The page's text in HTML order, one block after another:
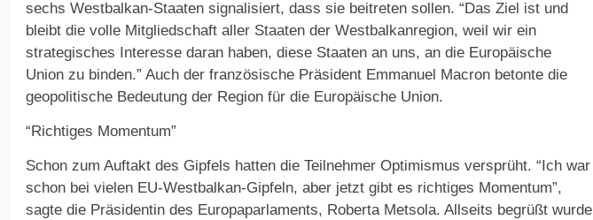
sechs Westbalkan-Staaten signalisiert, dass sie beitreten sollen. “Das Ziel ist und
bleibt die volle Mitgliedschaft aller Staaten der Westbalkanregion, weil wir ein
strategisches Interesse daran haben, diese Staaten an uns, an die Europäische
Union zu binden.” Auch der französische Präsident Emmanuel Macron betonte die
geopolitische Bedeutung der Region für die Europäische Union.
“Richtiges Momentum”
Schon zum Auftakt des Gipfels hatten die Teilnehmer Optimismus versprüht. “Ich war
schon bei vielen EU-Westbalkan-Gipfeln, aber jetzt gibt es richtiges Momentum”,
sagte die Präsidentin des Europaparlaments, Roberta Metsola. Allseits begrüßt wurde